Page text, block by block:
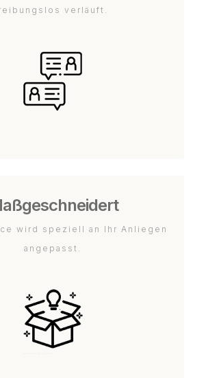
verläuft.
wird speziell an Ihr Anliegen
angepasst.